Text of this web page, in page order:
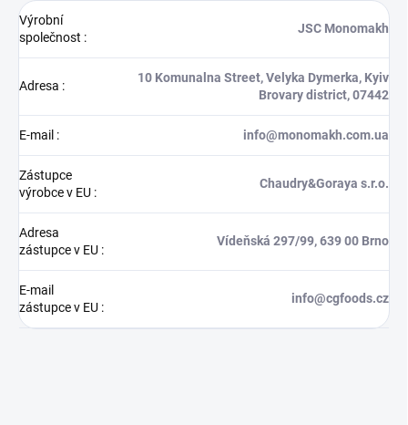
Výrobní
společnost :
JSC Monomakh
Adresa :
10 Komunalna Street, Velyka Dymerka, Kyiv
Brovary district, 07442
E-mail : info@monomakh.com.ua
Zástupce
výrobce v EU :
Chaudry&Goraya s.r.o.
Adresa
zástupce v EU :
Vídeňská 297/99, 639 00 Brno
E-mail
zástupce v EU :
info@cgfoods.cz